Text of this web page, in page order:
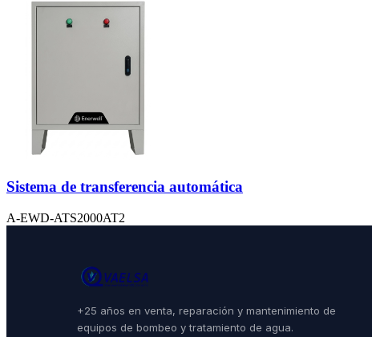
Sistema de transferencia automática
A-EWD-ATS2000AT2
+25 años en venta, reparación y mantenimiento de
equipos de bombeo y tratamiento de agua.